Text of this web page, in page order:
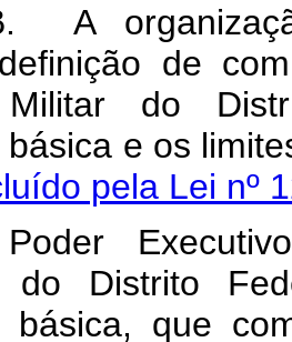
A
de
Militar do
e os
pela Lei nº
do Distrito
básica, que